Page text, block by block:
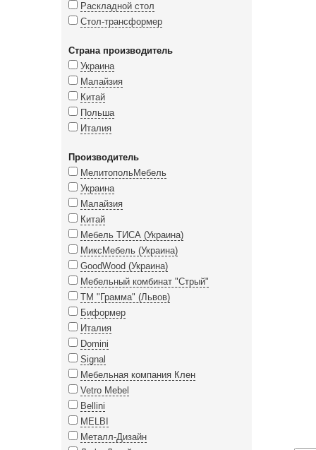
Раскладной стол
Стол-трансформер
Страна производитель
Украина
Малайзия
Китай
Польша
Италия
Производитель
МелитопольМебель
Украина
Малайзия
Китай
Мебель ТИСА (Украина)
МиксМебель (Украина)
GoodWood (Украина)
Мебельный комбинат "Стрый"
ТМ "Грамма" (Львов)
Биформер
Италия
Domini
Signal
Мебельная компания Клен
Vetro Mebel
Bellini
MELBI
Металл-Дизайн